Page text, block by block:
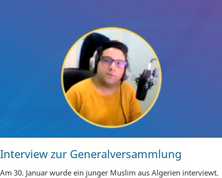
Interview zur Generalversammlung
Am 30. Januar wurde ein junger Muslim aus Algerien interviewt.